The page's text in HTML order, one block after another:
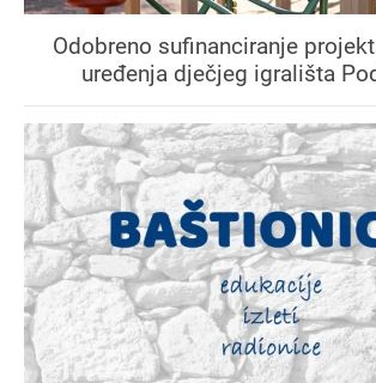
Odobreno sufinanciranje
uređenja dječjeg igrališta